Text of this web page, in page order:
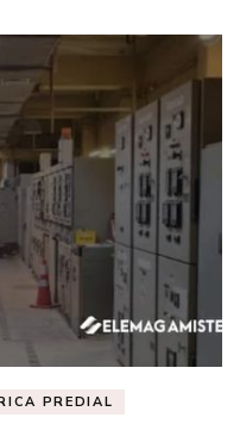
PREDIAL